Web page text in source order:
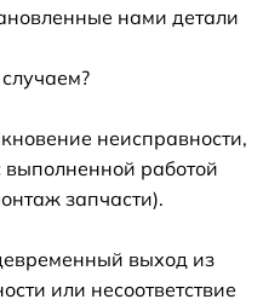
нами детали
неисправности,
работой
запчасти).
выход из
или несоответствие